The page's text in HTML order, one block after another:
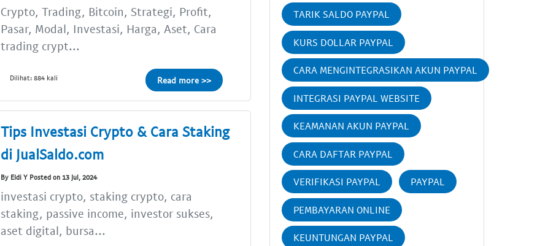
Crypto, Trading, Bitcoin, Strategi, Profit,
Pasar, Modal, Investasi, Harga, Aset, Cara
trading crypt...
Dilihat: 884 kali Read more >>
Tips Investasi Crypto & Cara Staking
di JualSaldo.com
By Eldi Y Posted on 13 Jul, 2024
investasi crypto, staking crypto, cara
staking, passive income, investor sukses,
aset digital, bursa...
TARIK SALDO PAYPAL
KURS DOLLAR PAYPAL
CARA MENGINTEGRASIKAN AKUN PAYPAL
INTEGRASI PAYPAL WEBSITE
KEAMANAN AKUN PAYPAL
CARA DAFTAR PAYPAL
VERIFIKASI PAYPAL PAYPAL
PEMBAYARAN ONLINE
KEUNTUNGAN PAYPAL